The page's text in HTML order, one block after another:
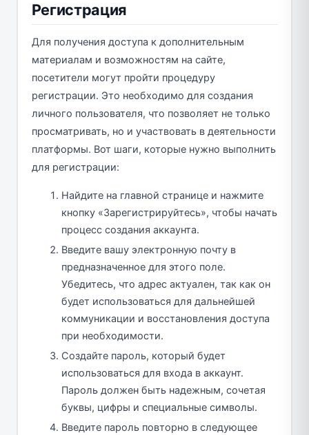
Регистрация
Для получения доступа к дополнительным
материалам и возможностям на сайте,
посетители могут пройти процедуру
регистрации. Это необходимо для создания
личного пользователя, что позволяет не только
просматривать, но и участвовать в деятельности
платформы. Вот шаги, которые нужно выполнить
для регистрации:
Найдите на главной странице и нажмите
кнопку «Зарегистрируйтесь», чтобы начать
процесс создания аккаунта.
Введите вашу электронную почту в
предназначенное для этого поле.
Убедитесь, что адрес актуален, так как он
будет использоваться для дальнейшей
коммуникации и восстановления доступа
при необходимости.
Создайте пароль, который будет
использоваться для входа в аккаунт.
Пароль должен быть надежным, сочетая
буквы, цифры и специальные символы.
Введите пароль повторно в следующее